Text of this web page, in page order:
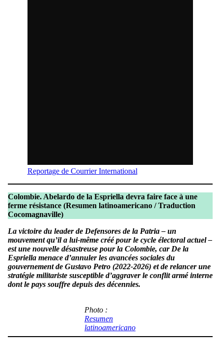
Reportage de Courrier International
Colombie. Abelardo de la Espriella devra faire face à une
ferme résistance (Resumen latinoamericano / Traduction
Cocomagnaville)
La victoire du leader de Defensores de la Patria – un
mouvement qu’il a lui-même créé pour le cycle électoral actuel –
est une nouvelle désastreuse pour la Colombie, car De la
Espriella menace d’annuler les avancées sociales du
gouvernement de Gustavo Petro (2022-2026) et de relancer une
stratégie militariste susceptible d’aggraver le conflit armé interne
dont le pays souffre depuis des décennies.
Photo :
Resumen
latinoamericano